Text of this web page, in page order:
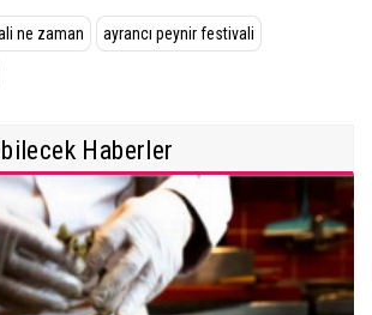
ne zaman ayrancı peynir festivali
Haberler